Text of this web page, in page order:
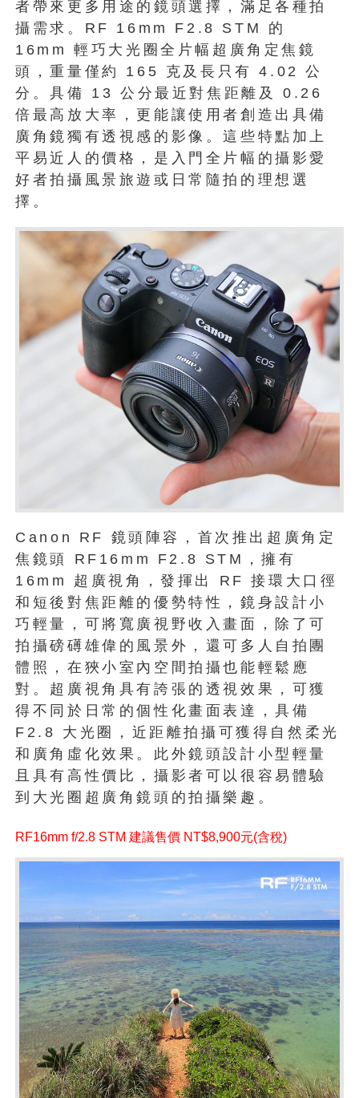
者帶來更多用途的鏡頭選擇，滿足各種拍
攝需求。RF 16mm F2.8 STM 的
16mm 輕巧大光圈全片幅超廣角定焦鏡
頭，重量僅約 165 克及長只有 4.02 公
分。具備 13 公分最近對焦距離及 0.26
倍最高放大率，更能讓使用者創造出具備
廣角鏡獨有透視感的影像。這些特點加上
平易近人的價格，是入門全片幅的攝影愛
好者拍攝風景旅遊或日常隨拍的理想選
擇。
Canon RF 鏡頭陣容，首次推出超廣角定
焦鏡頭 RF16mm F2.8 STM，擁有
16mm 超廣視角，發揮出 RF 接環大口徑
和短後對焦距離的優勢特性，鏡身設計小
巧輕量，可將寬廣視野收入畫面，除了可
拍攝磅礡雄偉的風景外，還可多人自拍團
體照，在狹小室內空間拍攝也能輕鬆應
對。超廣視角具有誇張的透視效果，可獲
得不同於日常的個性化畫面表達，具備
F2.8 大光圈，近距離拍攝可獲得自然柔光
和廣角虛化效果。此外鏡頭設計小型輕量
且具有高性價比，攝影者可以很容易體驗
到大光圈超廣角鏡頭的拍攝樂趣。
RF16mm f/2.8 STM 建議售價 NT$8,900元(含稅)